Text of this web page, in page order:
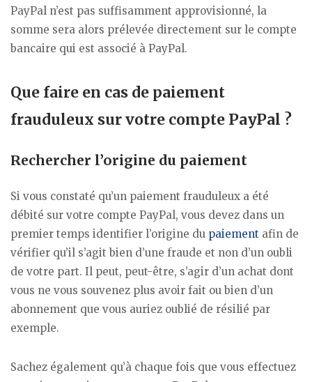
PayPal n’est pas suffisamment approvisionné, la
somme sera alors prélevée directement sur le compte
bancaire qui est associé à PayPal.
Que faire en cas de paiement
frauduleux sur votre compte PayPal ?
Rechercher l’origine du paiement
Si vous constaté qu’un paiement frauduleux a été
débité sur votre compte PayPal, vous devez dans un
premier temps identifier l’origine du paiement afin de
vérifier qu’il s’agit bien d’une fraude et non d’un oubli
de votre part. Il peut, peut-être, s’agir d’un achat dont
vous ne vous souvenez plus avoir fait ou bien d’un
abonnement que vous auriez oublié de résilié par
exemple.
Sachez également qu’à chaque fois que vous effectuez